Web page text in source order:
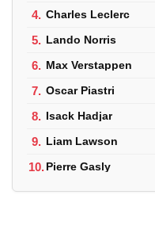
4. Charles Leclerc
5. Lando Norris
6. Max Verstappen
7. Oscar Piastri
8. Isack Hadjar
9. Liam Lawson
10.Pierre Gasly